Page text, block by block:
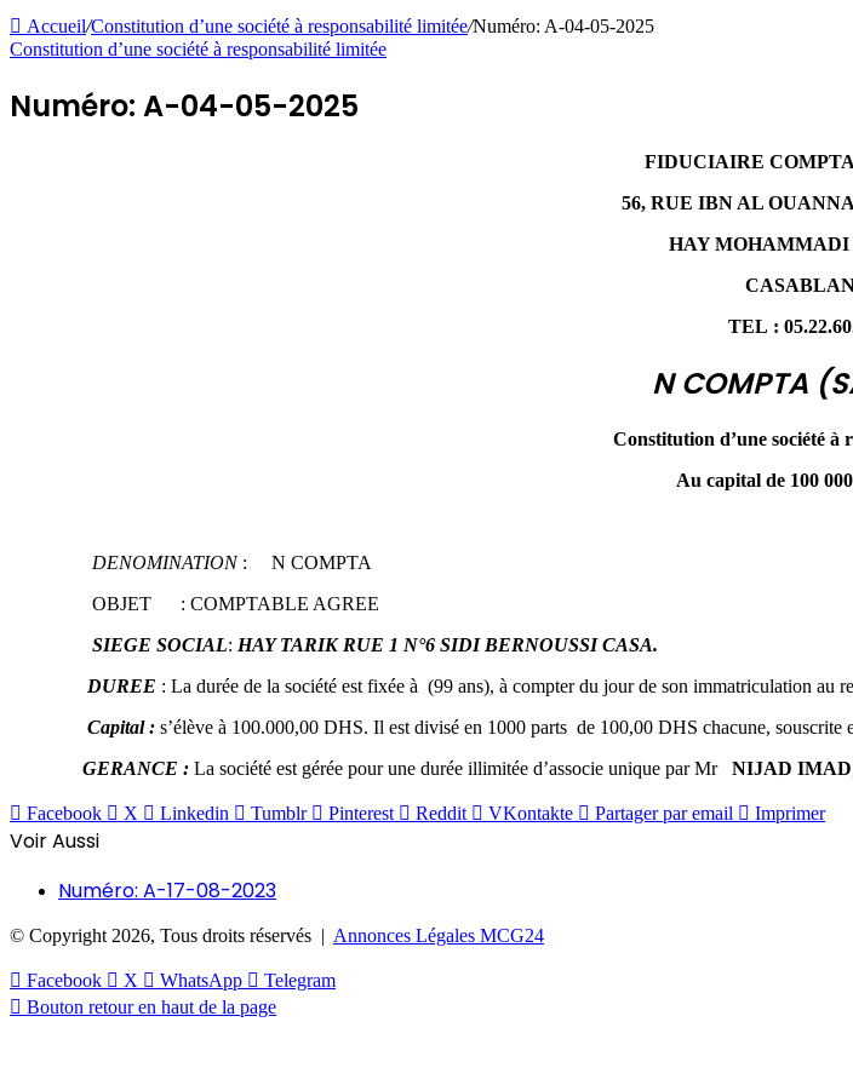
Accueil/Constitution d’une société à responsabilité limitée/Numéro: A-04-05-2025
Constitution d’une société à responsabilité limitée
Numéro: A-04-05-2025
FIDUCIAIRE
56, RUE IBN AL
HAY MOHAMMADI
TEL :
N COMPTA
Constitution d’une société à
Au capital de 100
DENOMINATION: N COMPTA
OBJET : COMPTABLE AGREE
SIEGE SOCIAL: HAY TARIK RUE 1 N°6 SIDI BERNOUSSI CASA.
DUREE : La durée de la société est fixée à (99 ans), à compter du jour de son immatriculation au
Capital : s’élève à 100.000,00 DHS. Il est divisé en 1000 parts de 100,00 DHS chacune, souscrite
GERANCE : La société est gérée pour une durée illimitée d’associe unique par Mr NIJAD IMAD
Facebook X Linkedin Tumblr Pinterest Reddit VKontakte Partager par email Imprimer
Voir Aussi
Numéro: A-17-08-2023
© Copyright 2026, Tous droits réservés | Annonces Légales MCG24
Facebook X WhatsApp
Telegram
Bouton retour en haut de la page